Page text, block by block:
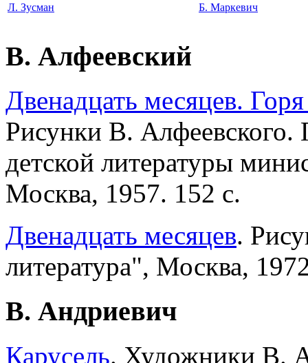
Л. Зусман
Б. Маркевич
В. Алфеевский
Двенадцать месяцев.
Рисунки В. Алфеевского.
детской литературы
Москва, 1957. 152 с.
Двенадцать месяцев.
литература", Москва,
В. Андриевич
Карусель. Художники В.